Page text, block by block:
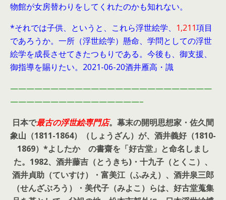
物館が女房替わりをしてくれたのかも知れない。
*それでは子供、というと、これら浮世絵学、 1,211項目
であろうか。一所（浮世絵学）懸命、学問としての浮世
絵学を成長させてきたつもりである。今後も、御支援、
御指導を賜りたい。2021-06-20酒井雁高・識
—————————————————————————
————————————————–
日本で最古の浮世絵専門店。幕末の開明思想家・ 佐久間
象山（1811-1864）（しょうざん）が、酒井義好（1810-
1869）*よしたか の書齋を「好古堂」と命名しまし
た。 1982、酒井藤吉（とうきち)・十九子（とくこ）、
酒井貞助（ていすけ）・富美江（ふみえ）、酒井泉三郎
（せんざぶろう）・美代子（みよこ）らは、好古堂蒐集